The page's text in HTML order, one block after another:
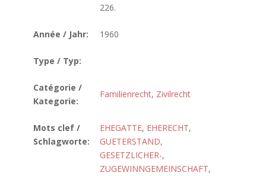
226.
Année / Jahr: 1960
Type / Typ:
Catégorie /
Kategorie:
Familienrecht, Zivilrecht
Mots clef /
Schlagworte:
EHEGATTE, EHERECHT,
GUETERSTAND,
GESETZLICHER-,
ZUGEWINNGEMEINSCHAFT,